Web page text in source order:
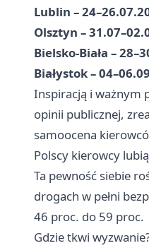
Lublin –
Olsztyn –
Bielsko-Biała –
Białystok –
Inspiracją i ważnym
opinii publicznej,
samoocena
Polscy kierowcy
Ta pewność siebie
drogach w pełni
46 proc. do 59 proc.
Gdzie tkwi